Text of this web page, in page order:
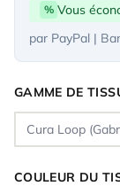
% Vous
par PayPal |
GAMME DE
COULEUR DU